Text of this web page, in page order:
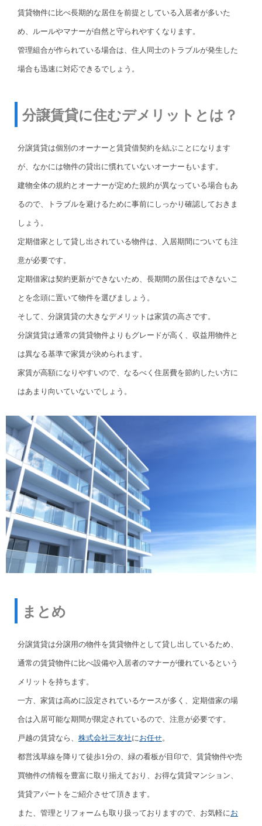
賃貸物件に比べ長期的な居住を前提としている入居者が多いた
め、ルールやマナーが自然と守られやすくなります。
管理組合が作られている場合は、住人同士のトラブルが発生した
場合も迅速に対応できるでしょう。
分譲賃貸に住むデメリットとは？
分譲賃貸は個別のオーナーと賃貸借契約を結ぶことになります
が、なかには物件の貸出に慣れていないオーナーもいます。
建物全体の規約とオーナーが定めた規約が異なっている場合もあ
るので、トラブルを避けるために事前にしっかり確認しておきま
しょう。
定期借家として貸し出されている物件は、入居期間についても注
意が必要です。
定期借家は契約更新ができないため、長期間の居住はできないこ
とを念頭に置いて物件を選びましょう。
そして、分譲賃貸の大きなデメリットは家賃の高さです。
分譲賃貸は通常の賃貸物件よりもグレードが高く、収益用物件と
は異なる基準で家賃が決められます。
家賃が高額になりやすいので、なるべく住居費を節約したい方に
はあまり向いていないでしょう。
まとめ
分譲賃貸は分譲用の物件を賃貸物件として貸し出しているため、
通常の賃貸物件に比べ設備や入居者のマナーが優れているという
メリットを持ちます。
一方、家賃は高めに設定されているケースが多く、定期借家の場
合は入居可能な期間が限定されているので、注意が必要です。
戸越の賃貸なら、 株式会社三友社に お任せ。
都営浅草線を降りて徒歩1分の、緑の看板が目印で、賃貸物件や売
買物件の情報を豊富に取り揃えており、お得な賃貸マンション、
賃貸アパートをご紹介させて頂きます。
また、管理とリフォームも取り扱っておりますので、お気軽に お